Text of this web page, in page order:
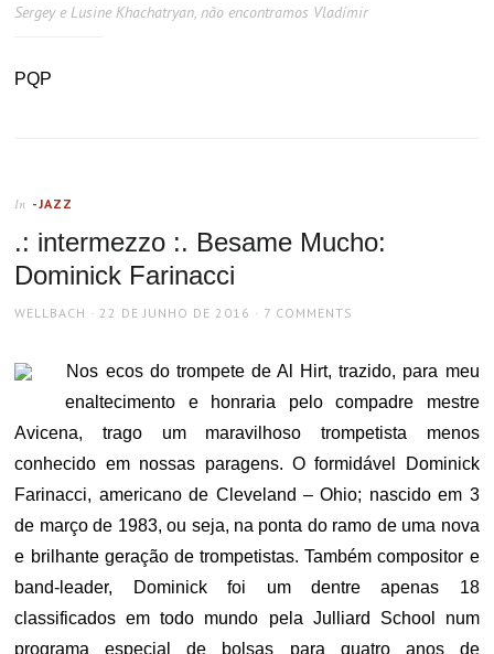
Sergey e Lusine Khachatryan, não encontramos Vladímir
PQP
In -JAZZ
.: intermezzo :. Besame Mucho:
Dominick Farinacci
AUTHOR
WELLBACH
POSTED
22 DE JUNHO DE 2016 7 COMMENTS
Nos ecos do trompete de Al Hirt, trazido, para meu
enaltecimento e honraria pelo compadre mestre
Avicena, trago um maravilhoso trompetista menos
conhecido em nossas paragens. O formidável Dominick
Farinacci, americano de Cleveland – Ohio; nascido em 3
de março de 1983, ou seja, na ponta do ramo de uma nova
e brilhante geração de trompetistas. Também compositor e
band-leader, Dominick foi um dentre apenas 18
classificados em todo mundo pela Julliard School num
programa especial de bolsas para quatro anos de